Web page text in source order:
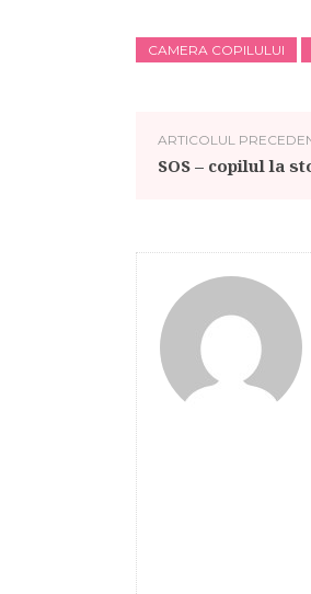
CAMERA COPILULUI
ARTICOLUL
SOS – copilul la